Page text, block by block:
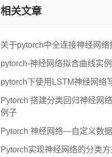
相关文章
关于pytorch中全连接神经网
pytorch-神经网络拟合曲线实例
pytorch下使用LSTM神经网络
Pytorch 搭建分类回归神经网
例子
Pytorch 神经网络—自定义数
Pytorch实现神经网络的分类方